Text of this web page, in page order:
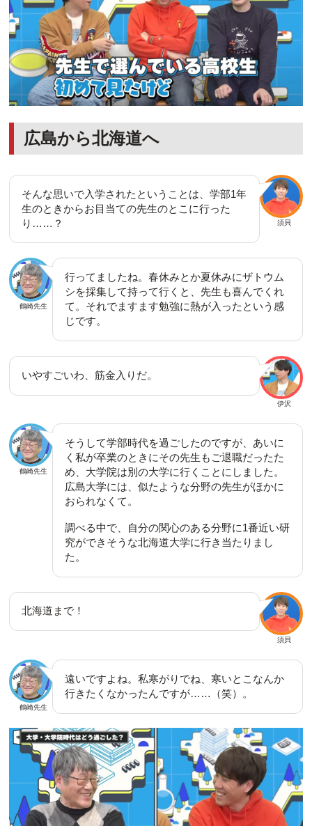
広島から北海道へ
須貝
そんな思いで入学されたということは、学部1年
生のときからお目当ての先生のとこに行った
り……？
鶴崎先生
行ってましたね。春休みとか夏休みにザトウム
シを採集して持って行くと、先生も喜んでくれ
て。それでますます勉強に熱が入ったという感
じです。
伊沢
いやすごいわ、筋金入りだ。
鶴崎先生
そうして学部時代を過ごしたのですが、あいに
く私が卒業のときにその先生もご退職だったた
め、大学院は別の大学に行くことにしました。
広島大学には、似たような分野の先生がほかに
おられなくて。
調べる中で、自分の関心のある分野に1番近い研
究ができそうな北海道大学に行き当たりまし
た。
須貝
北海道まで！
鶴崎先生
遠いですよね。私寒がりでね、寒いとこなんか
行きたくなかったんですが……（笑）。